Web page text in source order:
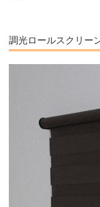
調光ロールスクリー